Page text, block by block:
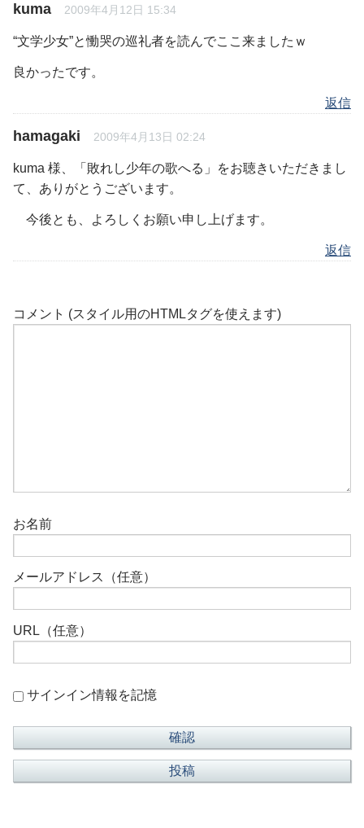
kuma 2009年4月12日 15:34
“文学少女”と慟哭の巡礼者を読んでここ来ましたｗ
良かったです。
返信
hamagaki 2009年4月13日 02:24
kuma 様、「敗れし少年の歌へる」をお聴きいただきまし
て、ありがとうございます。
今後とも、よろしくお願い申し上げます。
返信
コメント (スタイル用のHTMLタグを使えます)
お名前
メールアドレス（任意）
URL（任意）
サインイン情報を記憶